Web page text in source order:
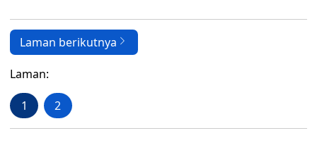
Laman berikutnya
Laman:
1 2